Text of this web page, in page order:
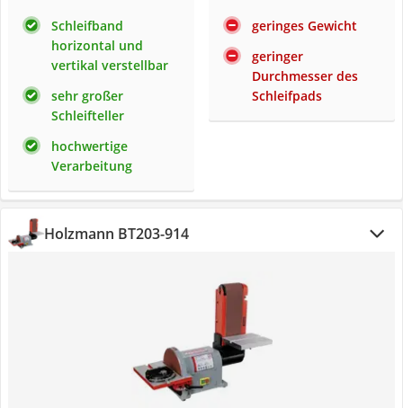
Schleifband
horizontal und
vertikal verstellbar
sehr großer
Schleifteller
hochwertige
Verarbeitung
geringes Gewicht
geringer
Durchmesser des
Schleifpads
Holzmann BT203-914